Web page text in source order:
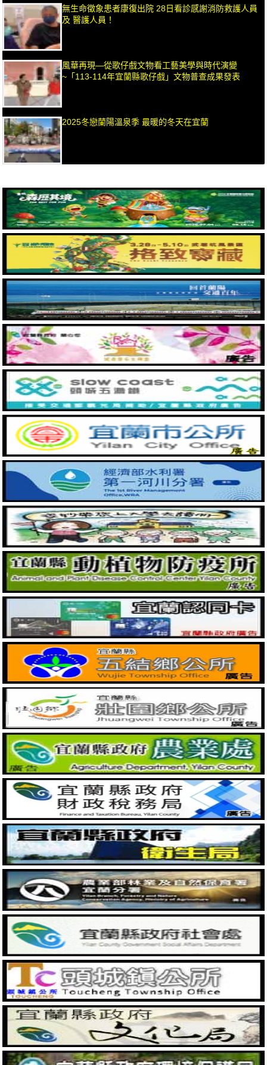
無生命徵象患者康復出院 28日看診感謝消防救護人員
及 醫護人員！
風華再現—從歌仔戲文物看工藝美學與時代演變
~「113-114年宜蘭縣歌仔戲」文物普查成果發表
2025冬戀蘭陽溫泉季 最暖的冬天在宜蘭